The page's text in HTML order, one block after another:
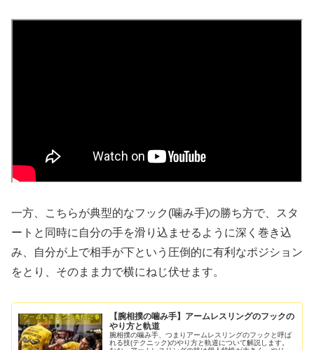
一方、こちらが典型的なフック(噛み手)の勝ち方で、スタ
ートと同時に自分の手を滑り込ませるように深く巻き込
み、自分が上で相手が下という圧倒的に有利なポジション
をとり、そのまま力で横にねじ伏せます。
【腕相撲の噛み手】アームレスリングのフックの
やり方と軌道
腕相撲の噛み手、つまりアームレスリングのフックと呼ば
れる技(テクニック)のやり方と軌道について解説します。